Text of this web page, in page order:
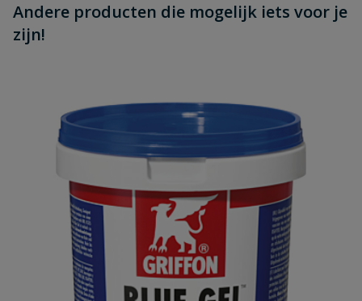
Andere producten die mogelijk iets voor je
zijn!